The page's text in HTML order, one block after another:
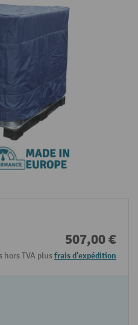
507,00 €
hors TVA plusfrais d'expédition